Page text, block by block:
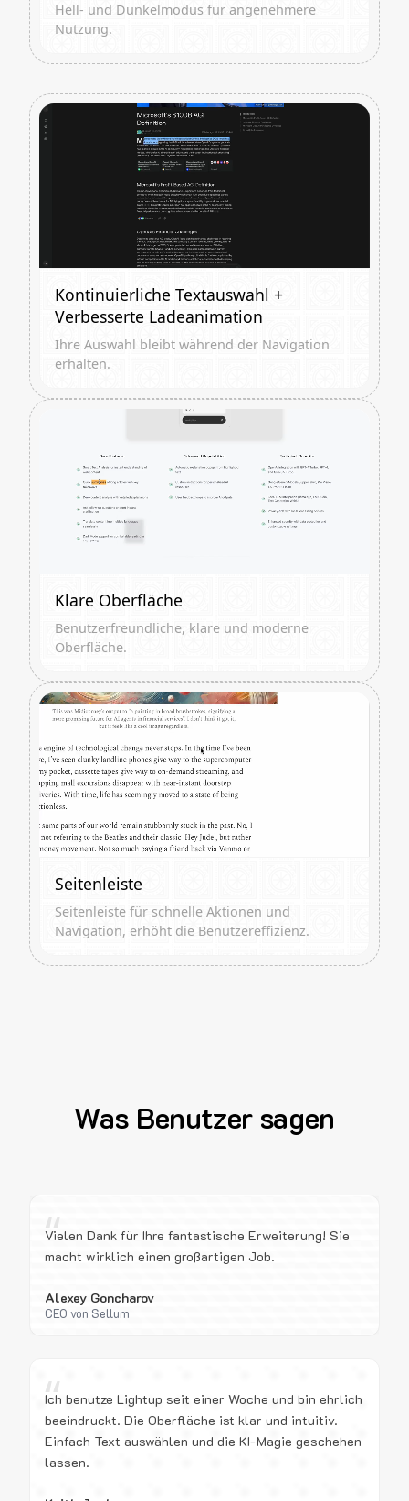
Hell- und Dunkelmodus für angenehmere
Nutzung.
Kontinuierliche Textauswahl +
Verbesserte Ladeanimation
Ihre Auswahl bleibt während der Navigation
erhalten.
Klare Oberfläche
Benutzerfreundliche, klare und moderne
Oberfläche.
Seitenleiste
Seitenleiste für schnelle Aktionen und
Navigation, erhöht die Benutzereffizienz.
Was Benutzer sagen
“
Vielen Dank für Ihre fantastische Erweiterung! Sie
macht wirklich einen großartigen Job.
Alexey Goncharov
CEO von Sellum
“
Ich benutze Lightup seit einer Woche und bin ehrlich
beeindruckt. Die Oberfläche ist klar und intuitiv.
Einfach Text auswählen und die KI-Magie geschehen
lassen.